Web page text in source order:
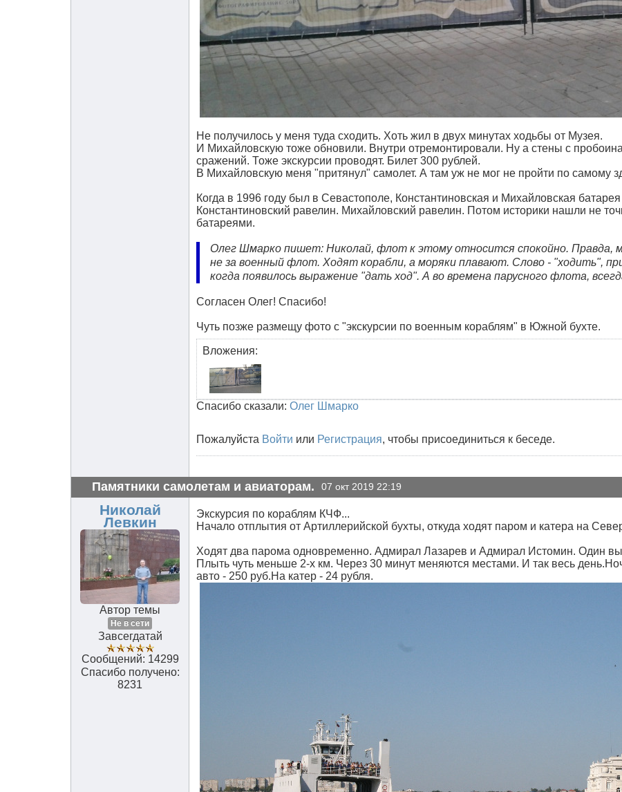
Не получилось у меня туда сходить. Хоть жил в двух минутах ходьбы от Музея.
И Михайловскую тоже обновили. Внутри отремонтировали. Ну а стены с
сражений. Тоже экскурсии проводят. Билет 300 рублей.
В Михайловскую меня "притянул" самолет. А там уж не мог не пройти по самому
Когда в 1996 году был в Севастополе, Константиновская и Михайловская
Константиновский равелин. Михайловский равелин. Потом историки нашли не
батареями.
Олег Шмарко пишет: Николай, флот к этому относится спокойно. Правда,
не за военный флот. Ходят корабли, а моряки плавают. Слово - "ходить",
когда появилось выражение "дать ход". А во времена парусного флота,
Согласен Олег! Спасибо!
Чуть позже размещу фото с "экскурсии по военным кораблям" в Южной бухте.
Вложения:
Спасибо сказали: Олег Шмарко
Пожалуйста Войти или Регистрация, чтобы присоединиться к беседе.
Памятники самолетам и авиаторам. 07 окт 2019 22:19
Николай
Левкин
Автор темы
Не в сети
Завсегдатай
Сообщений: 14299
Спасибо получено:
8231
Экскурсия по кораблям КЧФ...
Начало отплытия от Артиллерийской бухты, откуда ходят паром и катера на
Ходят два парома одновременно. Адмирал Лазарев и Адмирал Истомин. Один
Плыть чуть меньше 2-х км. Через 30 минут меняются местами. И так весь
авто - 250 руб.На катер - 24 рубля.